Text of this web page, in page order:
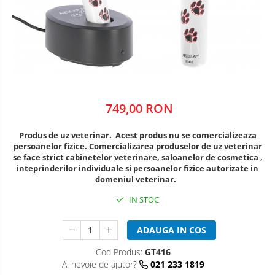
Accesorii și consumabile ATI
Incubatoare animale
Sisteme de încălzire
Tensiometre
Ecografe
EKG
Glucometre
Termometre și higrometre
Coprocultoare / urocultoare
Eprubete
Mănuși examinare
Seringi
Cuțite Oster
Distanțiere / suporturi cuțite
Uleiuri, cuțite, spray-uri răcire
Etajere cosmetică / ucenici
Foarfece
Manusi grooming
Tăietoare de noduri
749,00 RON
Produs de uz veterinar. Acest produs nu se comercializeaza
persoanelor fizice. Comercializarea produselor de uz veterinar
se face strict cabinetelor veterinare, saloanelor de cosmetica ,
inteprinderilor individuale si persoanelor fizice autorizate in
domeniul veterinar.
IN STOC
ADAUGA IN COS
Cod Produs: GT416
Ai nevoie de ajutor?
021 233 1819